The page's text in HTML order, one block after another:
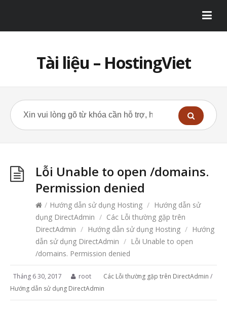
Tài liệu – HostingViet
Lỗi Unable to open /domains.
Permission denied
/ Hướng dẫn sử dụng Hosting / Hướng dẫn sử
dụng DirectAdmin / Các Lỗi thường gặp trên
DirectAdmin / Hướng dẫn sử dụng Hosting / Hướng
dẫn sử dụng DirectAdmin / Lỗi Unable to open
/domains. Permission denied
Tháng 6 30, 2017 root Các Lỗi thường gặp trên DirectAdmin /
Hướng dẫn sử dụng DirectAdmin